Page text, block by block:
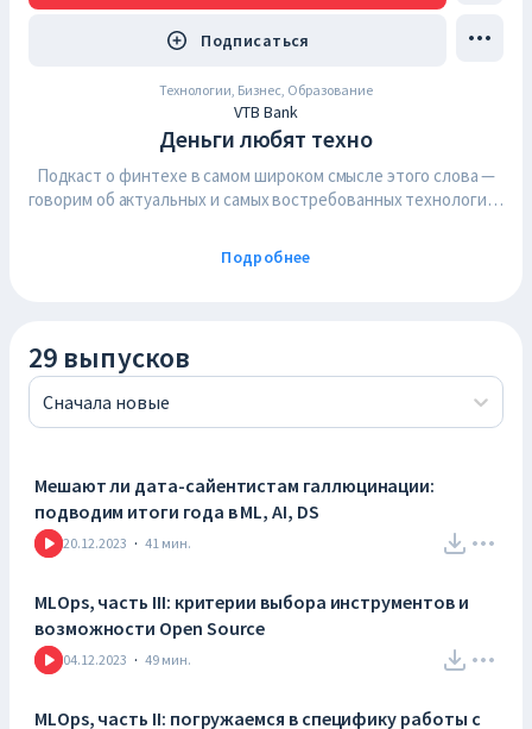
29 выпусков
Сначала новые
Мешают ли дата-сайентистам галлюцинации:
подводим итоги года в ML, AI, DS
20.12.2023 · 41 мин.
MLOps, часть III: критерии выбора инструментов и
возможности Open Source
04.12.2023 · 49 мин.
MLOps, часть II: погружаемся в специфику работы с
Подписаться
Технологии, Бизнес, Образование
VTB Bank
Деньги любят техно
Подкаст о финтехе в самом широком смысле этого слова —
говорим об актуальных и самых востребованных технологиях
том, как эти технологии меняют наш пользовательский
опыт, рынок финансовых услуг, и делают эти услуги более
Подробнее